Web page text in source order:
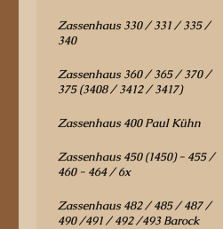
Zassenhaus 330 / 331 / 335 /
340
Zassenhaus 360 / 365 / 370 /
375 (3408 / 3412 / 3417)
Zassenhaus 400 Paul Kühn
Zassenhaus 450 (1450) - 455 /
460 - 464 / 6x
Zassenhaus 482 / 485 / 487 /
490 /491 / 492 /493 Barock